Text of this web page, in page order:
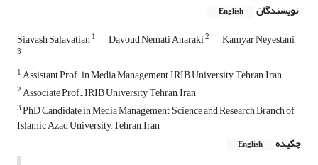
نویسندگان English
Siavash Salavatian1 Davoud Nemati Anaraki2 Kamyar Neyestani
3
1Assistant Prof. in Media Management, IRIB University, Tehran, Iran
2Associate Prof., IRIB University, Tehran, Iran
3PhD Candidate in Media Management, Science and Research Branch of
Islamic Azad University, Tehran, Iran
چکیده
English